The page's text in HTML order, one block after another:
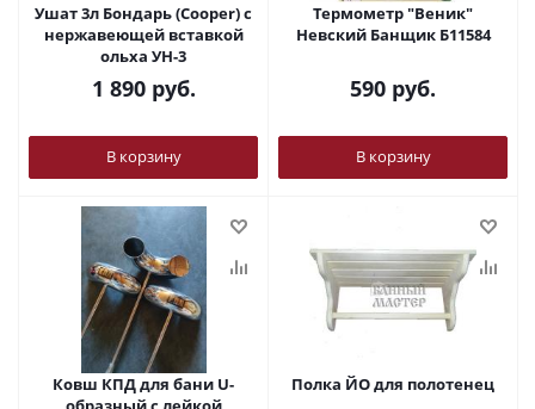
Ушат 3л Бондарь (Cooper) с
нержавеющей вставкой
ольха УН-3
1 890руб.
В корзину
Термометр "Веник"
Невский Банщик Б11584
590 руб.
В корзину
Ковш КПД для бани U-
Полка ЙО для полотенец